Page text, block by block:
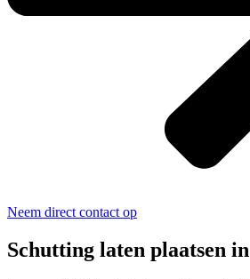
Neem direct contact op
Schutting laten plaatsen